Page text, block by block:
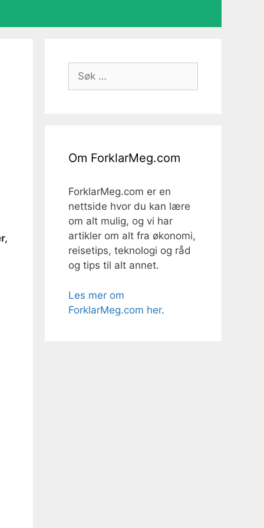
Søk
etter:
Om ForklarMeg.com
ForklarMeg.com er en
nettside hvor du kan lære
om alt mulig, og vi har
artikler om alt fra økonomi,
reisetips, teknologi og råd
og tips til alt annet.
Les mer om
ForklarMeg.com her.